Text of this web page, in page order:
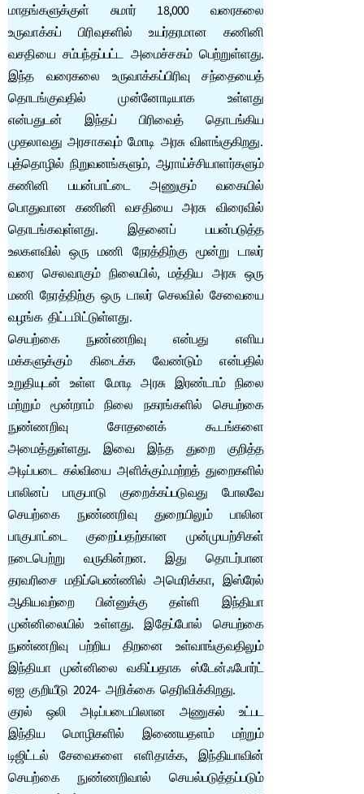
மாதங்களுக்குள் சுமார் 18,000 வரைகலை
உருவாக்கப் பிரிவுகளில் உயர்தரமான கணினி
வசதியை சம்பந்தப்பட்ட அமைச்சகம் பெற்றுள்ளது.
இந்த வரைகலை உருவாக்கப்பிரிவு சந்தையைத்
தொடங்குவதில் முன்னோடியாக உள்ளது
என்பதுடன் இந்தப் பிரிவைத் தொடங்கிய
முதலாவது அரசாகவும் மோடி அரசு விளங்குகிறது.
புத்தொழில் நிறுவனங்களும், ஆராய்ச்சியாளர்களும்
கணினி பயன்பாட்டை அணுகும் வகையில்
பொதுவான கணினி வசதியை அரசு விரைவில்
தொடங்கவுள்ளது. இதனைப் பயன்படுத்த
உலகளவில் ஒரு மணி நேரத்திற்கு மூன்று டாலர்
வரை செலவாகும் நிலையில், மத்திய அரசு ஒரு
மணி நேரத்திற்கு ஒரு டாலர் செலவில் சேவையை
வழங்க திட்டமிட்டுள்ளது.
செயற்கை நுண்ணறிவு என்பது எளிய
மக்களுக்கும் கிடைக்க வேண்டும் என்பதில்
உறுதியுடன் உள்ள மோடி அரசு இரண்டாம் நிலை
மற்றும் மூன்றாம் நிலை நகரங்களில் செயற்கை
நுண்ணறிவு சோதனைக் கூடங்களை
அமைத்துள்ளது. இவை இந்த துறை குறித்த
அடிப்படை கல்வியை அளிக்கும்.மற்றத் துறைகளில்
பாலினப் பாகுபாடு குறைக்கப்படுவது போலவே
செயற்கை நுண்ணறிவு துறையிலும் பாலின
பாகுபாட்டை குறைப்பதற்கான முன்முயற்சிகள்
நடைபெற்று வருகின்றன. இது தொடர்பான
தரவரிசை மதிப்பெண்ணில் அமெரிக்கா, இஸ்ரேல்
ஆகியவற்றை பின்னுக்கு தள்ளி இந்தியா
முன்னிலையில் உள்ளது. இதேப்போல் செயற்கை
நுண்ணறிவு பற்றிய திறனை உள்வாங்குவதிலும்
இந்தியா முன்னிலை வகிப்பதாக ஸ்டேன்ஃபோர்ட்
ஏஐ குறியீடு 2024- அறிக்கை தெரிவிக்கிறது.
குரல் ஒலி அடிப்படையிலான அணுகல் உட்பட
இந்திய மொழிகளில் இணையதளம் மற்றும்
டிஜிட்டல் சேவைகளை எளிதாக்க, இந்தியாவின்
செயற்கை நுண்ணறிவால் செயல்படுத்தப்படும்